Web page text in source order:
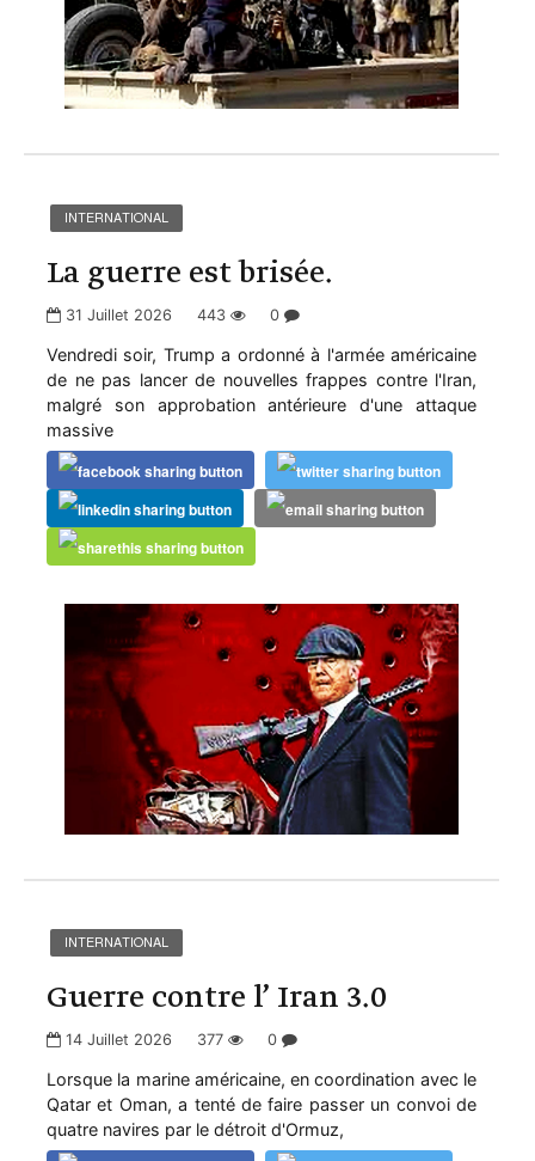
INTERNATIONAL
La guerre est brisée.
31 Juillet 2026 443 0
Vendredi soir, Trump a ordonné à l'armée américaine
de ne pas lancer de nouvelles frappes contre l'Iran,
malgré son approbation antérieure d'une attaque
massive
INTERNATIONAL
Guerre contre l’ Iran 3.0
14 Juillet 2026 377 0
Lorsque la marine américaine, en coordination avec le
Qatar et Oman, a tenté de faire passer un convoi de
quatre navires par le détroit d'Ormuz,